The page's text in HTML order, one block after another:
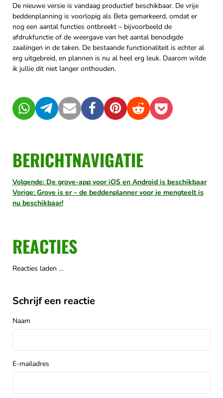
De nieuwe versie is vandaag productief beschikbaar. De vrije
beddenplanning is voorlopig als Beta gemarkeerd, omdat er
nog een aantal functies ontbreekt – bijvoorbeeld de
afdrukfunctie of de weergave van het aantal benodigde
zaailingen in de taken. De bestaande functionaliteit is echter al
erg uitgebreid, en plannen is nu al heel erg leuk. Daarom wilde
ik jullie dit niet langer onthouden.
WhatsAppTelegramMail FacebookPinterestRedditPocket
BERICHTNAVIGATIE
Volgende: De grove-app voor iOS en Android is beschikbaar
Vorige: Grove is er – de beddenplanner voor je mengteelt is
nu beschikbaar!
REACTIES
Reacties laden …
Schrijf een reactie
Naam
E-mailadres